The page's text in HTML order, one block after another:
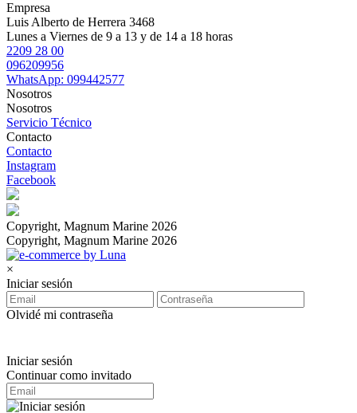
Empresa
Luis Alberto de Herrera 3468
Lunes a Viernes de 9 a 13 y de 14 a 18 horas
2209 28 00
096209956
WhatsApp: 099442577
Nosotros
Nosotros
Servicio Técnico
Contacto
Contacto
Instagram
Facebook
Copyright, Magnum Marine 2026
Copyright, Magnum Marine 2026
×
Iniciar sesión
Olvidé mi contraseña
Iniciar sesión
Continuar como invitado